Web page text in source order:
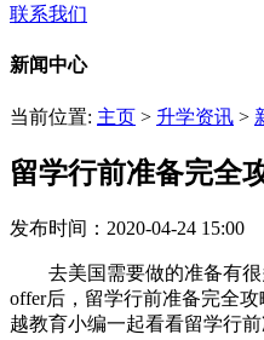
联系我们
新闻中心
当前位置: 主页 > 升学资讯 >
留学行前准备完全
发布时间：2020-04-24 15:00
去美国需要做的准备有很
offer后，留学行前准备完全
越教育小编一起看看留学行